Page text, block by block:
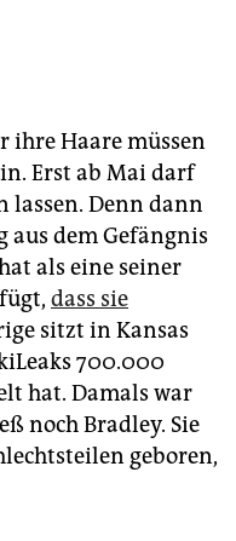
ihre Haare müssen
Erst ab Mai darf
lassen. Denn dann
dem Gefängnis
als eine seiner
dass sie
sitzt in Kansas
700.000
hat. Damals war
noch Bradley. Sie
geboren,